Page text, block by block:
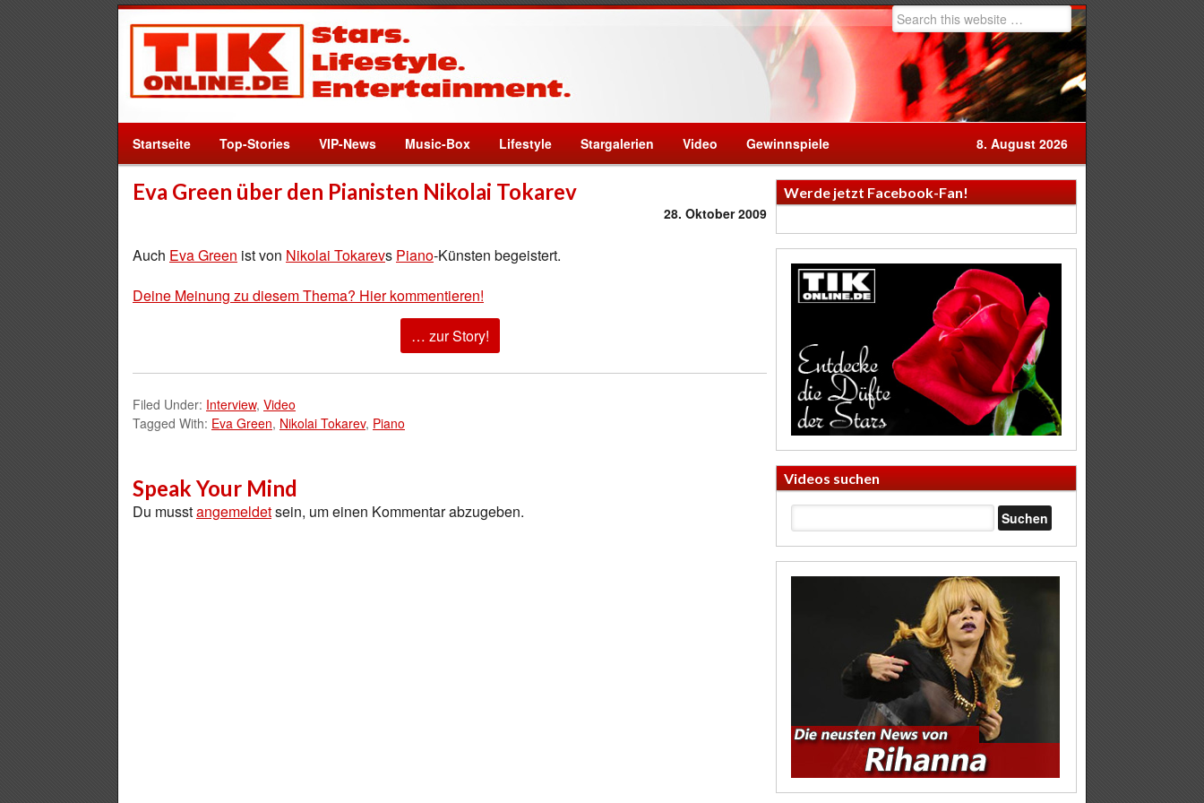
Startseite Top-Stories VIP-News Music-Box Lifestyle Stargalerien Video Gewinnspiele 8. August 2026
Eva Green über den Pianisten Nikolai Tokarev
28. Oktober 2009
Auch Eva Green ist von Nikolai Tokarevs Piano-Künsten begeistert.
Deine Meinung zu diesem Thema? Hier kommentieren!
… zur Story!
Filed Under: Interview, Video
Tagged With: Eva Green, Nikolai Tokarev, Piano
Speak Your Mind
Du musstangemeldetsein, um einen Kommentar abzugeben.
Werde jetzt Facebook-Fan!
Videos suchen